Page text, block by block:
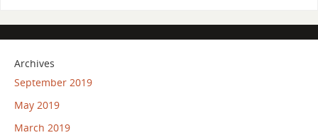
Archives
September 2019
May 2019
March 2019